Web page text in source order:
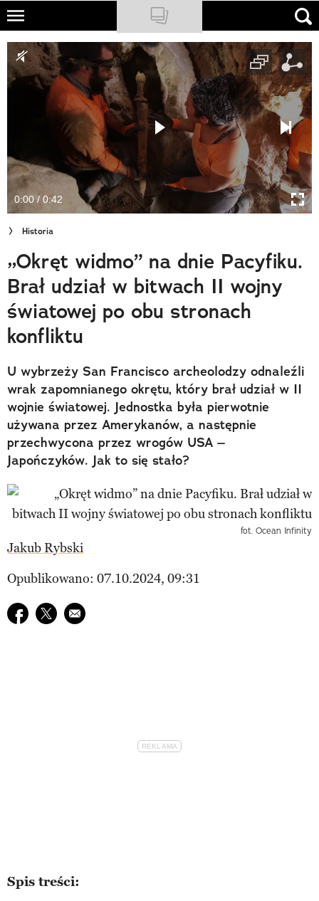
Skip
main
content
NATIONAL GEOGRAPHIC
TRAVELER
PODCASTY
Newsletter
Cuda Polski
Wielki Konkurs Fotograficzny
Trendbook Podróżniczy
Polecane
0:00 / 0:42
Historia
„Okręt widmo” na dnie Pacyfiku.
Brał udział w bitwach II wojny
światowej po obu stronach
konfliktu
U wybrzeży San Francisco archeolodzy odnaleźli
wrak zapomnianego okrętu, który brał udział w II
wojnie światowej. Jednostka była pierwotnie
używana przez Amerykanów, a następnie
przechwycona przez wrogów USA –
Japończyków. Jak to się stało?
fot. Ocean Infinity
Jakub Rybski
Opublikowano: 07.10.2024, 09:31
Udostępnij na facebook
Udostępnij na twitter
E-mail do przyjaciela
Spis treści: